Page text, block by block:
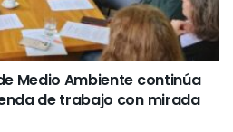
Medio Ambiente continúa
de trabajo con mirada